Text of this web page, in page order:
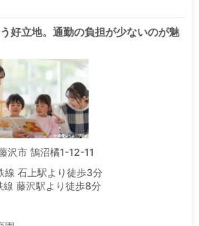
好立地。通勤の負担が少ないのが魅
沢市 鵠沼橘1-12-11
線 石上駅より徒歩3分
線 藤沢駅より徒歩8分